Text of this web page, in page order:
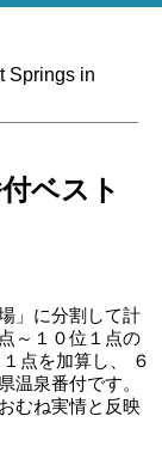
Springs in
ベスト
」に分割して計
～１０位１点の
点を加算し、 ６
温泉番付です。
むね実情と反映